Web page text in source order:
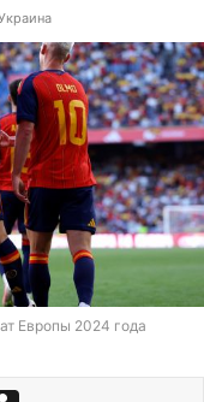
Европы 2024 года